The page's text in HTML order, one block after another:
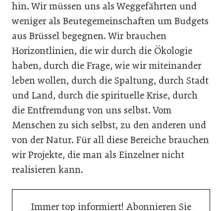
hin. Wir müssen uns als Weggefährten und
weniger als Beutegemeinschaften um Budgets
aus Brüssel begegnen. Wir brauchen
Horizontlinien, die wir durch die Ökologie
haben, durch die Frage, wie wir miteinander
leben wollen, durch die Spaltung, durch Stadt
und Land, durch die spirituelle Krise, durch
die Entfremdung von uns selbst. Vom
Menschen zu sich selbst, zu den anderen und
von der Natur. Für all diese Bereiche brauchen
wir Projekte, die man als Einzelner nicht
realisieren kann.
Immer top informiert! Abonnieren Sie